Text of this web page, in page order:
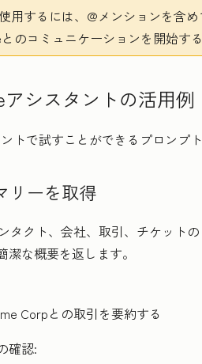
用するには、@メンションを含
のコミュニケーションを開始す
アシスタントの活用例
トで試すことができるプロンプ
リーを取得
タクト、会社、取引、チケット
な概要を返します。
Corpとの取引を要約する
確認: